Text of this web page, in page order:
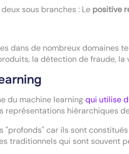
sous branches : Le positive
dans de nombreux domaines
la détection de fraude, la
du machine learningqui utilise
représentations hiérarchiques
"profonds" car ils sont
traditionnels qui sont souvent